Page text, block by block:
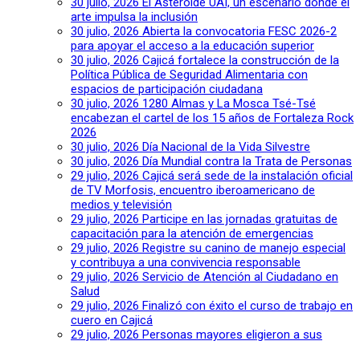
arte impulsa la inclusión
30 julio, 2026 Abierta la convocatoria FESC 2026-2
para apoyar el acceso a la educación superior
30 julio, 2026 Cajicá fortalece la construcción de la
Política Pública de Seguridad Alimentaria con
espacios de participación ciudadana
30 julio, 2026 1280 Almas y La Mosca Tsé-Tsé
encabezan el cartel de los 15 años de Fortaleza Rock
2026
30 julio, 2026 Día Nacional de la Vida Silvestre
30 julio, 2026 Día Mundial contra la Trata de Personas
29 julio, 2026 Cajicá será sede de la instalación oficial
de TV Morfosis, encuentro iberoamericano de
medios y televisión
29 julio, 2026 Participe en las jornadas gratuitas de
capacitación para la atención de emergencias
29 julio, 2026 Registre su canino de manejo especial
y contribuya a una convivencia responsable
29 julio, 2026 Servicio de Atención al Ciudadano en
Salud
29 julio, 2026 Finalizó con éxito el curso de trabajo en
cuero en Cajicá
29 julio, 2026 Personas mayores eligieron a sus